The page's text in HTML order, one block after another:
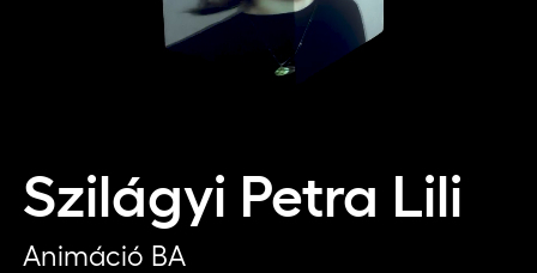
Szilágyi Petra Lili
Animáció BA